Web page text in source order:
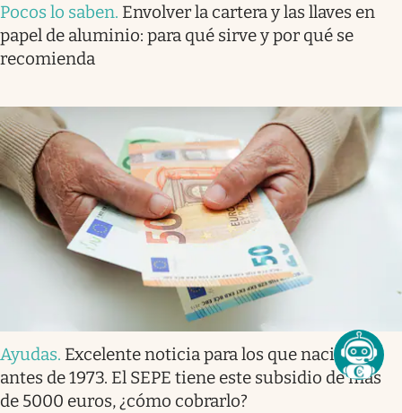
Pocos lo saben. Envolver la cartera y las llaves en
papel de aluminio: para qué sirve y por qué se
recomienda
Ayudas. Excelente noticia para los que nacieron
antes de 1973. El SEPE tiene este subsidio de más
de 5000 euros, ¿cómo cobrarlo?